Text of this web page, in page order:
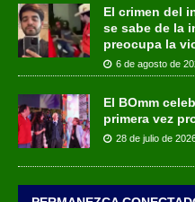
El crimen del
se sabe de la
preocupa la
6 de agosto de
El BOmm
primera vez
28 de julio de